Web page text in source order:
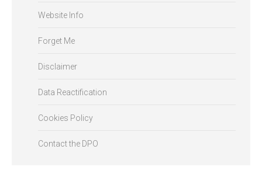
Website Info
Forget Me
Disclaimer
Data Reactification
Cookies Policy
Contact the DPO